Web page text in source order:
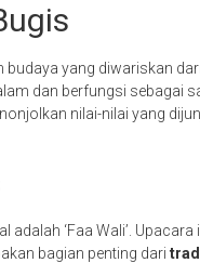
yang diwariskan
dan berfungsi sebagai
nilai-nilai yang
adalah ‘Faa Wali’.
bagian penting dari